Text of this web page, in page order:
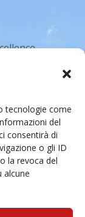
tecnologie come
del
consentirà di
o gli ID
la revoca del
alcune